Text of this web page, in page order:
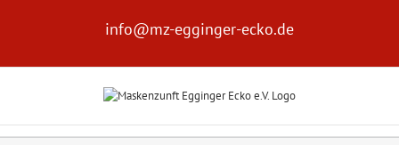
info@mz-egginger-ecko.de